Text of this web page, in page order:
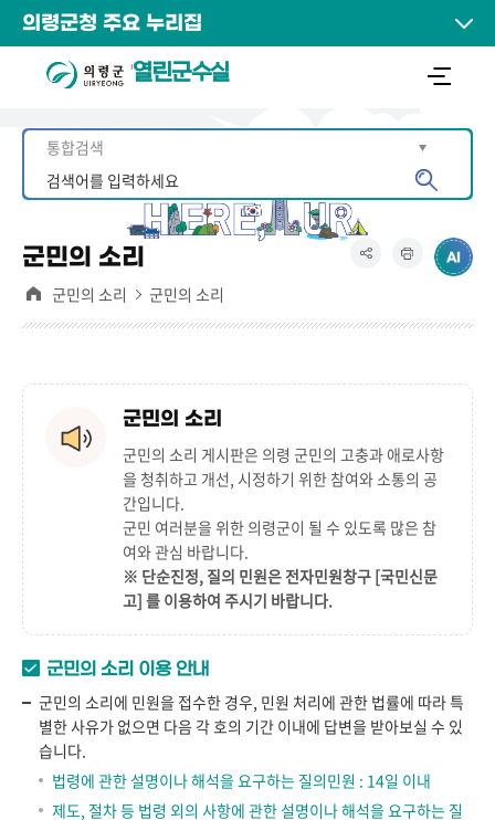
의령군청 주요 누리집
열린군수실
군민의 소리
군민의 소리 군민의 소리
군민의 소리
군민의 소리 게시판은 의령 군민의 고충과 애로사항
을 청취하고 개선, 시정하기 위한 참여와 소통의 공
간입니다.
군민 여러분을 위한 의령군이 될 수 있도록 많은 참
여와 관심 바랍니다.
※ 단순진정, 질의 민원은 전자민원창구 [국민신문
고] 를 이용하여 주시기 바랍니다.
군민의 소리 이용 안내
군민의 소리에 민원을 접수한 경우, 민원 처리에 관한 법률에 따라 특
별한 사유가 없으면 다음 각 호의 기간 이내에 답변을 받아보실 수 있
습니다.
법령에 관한 설명이나 해석을 요구하는 질의민원 : 14일 이내
제도, 절차 등 법령 외의 사항에 관한 설명이나 해석을 요구하는 질